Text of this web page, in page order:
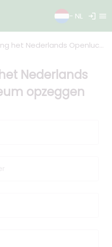
- NL login menu
Stichting het Nederlands Openluchtmuseum
Nederlands
opzeggen